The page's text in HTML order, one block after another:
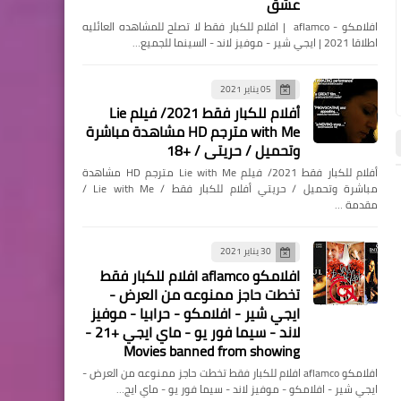
أخبار
Elshamy 14 سبتمبر 2025 Elshamy
مسلسلات وافلام
افلام رعب |MARK OF KANE
2021 | حريتي | اون لاين
مسلسلات وافلام
افلام رعب | TERRIFIER 2 2021
|اون لاين |حريتي
افلامكو - aflamco | افلام للكبار فقط لا تصلح للمشاهده العائليه
اطلاقا 2021 | ايجي شير - موفيز لاند - السينما للجميع…
05 يناير 2021
أفلام للكبار فقط 2021/ فيلم Lie
with Me مترجم HD مشاهدة مباشرة
وتحميل / حريتي / +18
أفلام للكبار فقط 2021/ فيلم Lie with Me مترجم HD مشاهدة
مباشرة وتحميل / حريتي أفلام للكبار فقط / Lie with Me /
مقدمة …
30 يناير 2021
افلامكو aflamco افلام للكبار فقط
تخطت حاجز ممنوعه من العرض -
ايجي شير - افلامكو - حرابيا - موفيز
لاند - سيما فور يو - ماي ايجي +21 -
Movies banned from showing
افلامكو aflamco افلام للكبار فقط تخطت حاجز ممنوعه من العرض -
ايجي شير - افلامكو - موفيز لاند - سيما فور يو - ماي ايج…